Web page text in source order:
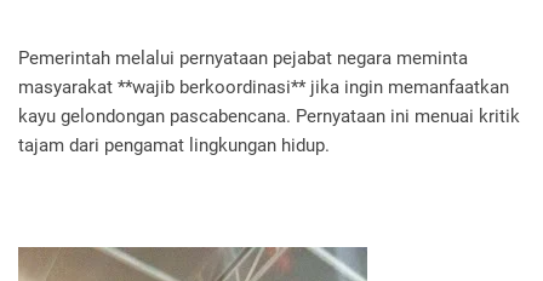
Pemerintah melalui pernyataan pejabat negara meminta
masyarakat **wajib berkoordinasi** jika ingin memanfaatkan
kayu gelondongan pascabencana. Pernyataan ini menuai kritik
tajam dari pengamat lingkungan hidup.